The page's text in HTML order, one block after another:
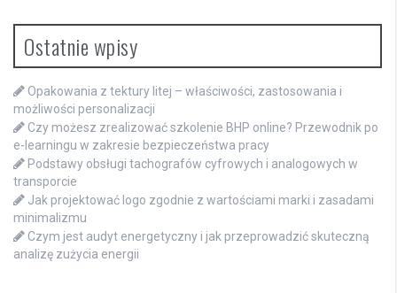
Ostatnie wpisy
Opakowania z tektury litej – właściwości, zastosowania i
możliwości personalizacji
Czy możesz zrealizować szkolenie BHP online? Przewodnik po
e-learningu w zakresie bezpieczeństwa pracy
Podstawy obsługi tachografów cyfrowych i analogowych w
transporcie
Jak projektować logo zgodnie z wartościami marki i zasadami
minimalizmu
Czym jest audyt energetyczny i jak przeprowadzić skuteczną
analizę zużycia energii